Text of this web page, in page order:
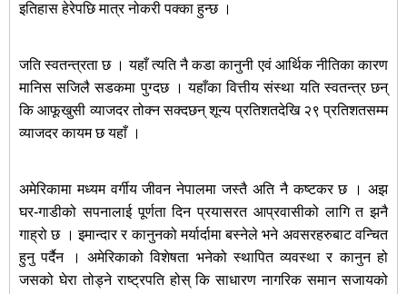
इतिहास हेरेपछि मात्र नोकरी पक्का हुन्छ ।
जति स्वतन्त्रता छ । यहाँ त्यति नै कडा कानुनी एवं आर्थिक नीतिका कारण
मानिस सजिलै सडकमा पुग्दछ । यहाँका वित्तीय संस्था यति स्वतन्त्र छन्
कि आफूखुसी व्याजदर तोक्न सक्दछन् शून्य प्रतिशतदेखि २९ प्रतिशतसम्म
व्याजदर कायम छ यहाँ ।
अमेरिकामा मध्यम वर्गीय जीवन नेपालमा जस्तै अति नै कष्टकर छ । अझ
घर-गाडीको सपनालाई पूर्णता दिन प्रयासरत आप्रवासीको लागि त झनै
गाह्रो छ । इमान्दार र कानुनको मर्यार्दामा बस्नेले भने अवसरहरुबाट वन्चित
हुनु पर्दैन । अमेरिकाको विशेषता भनेको स्थापित व्यवस्था र कानुन हो
जसको घेरा तोड्ने राष्ट्रपति होस् कि साधारण नागरिक समान सजायको